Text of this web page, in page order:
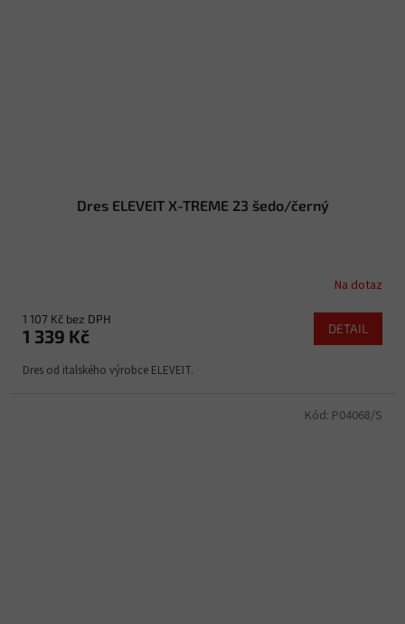
Dres ELEVEIT X-TREME 23 šedo/černý
Na dotaz
1 107 Kč bez DPH
1 339 Kč DETAIL
Dres od italského výrobce ELEVEIT.
Kód: P04068/S